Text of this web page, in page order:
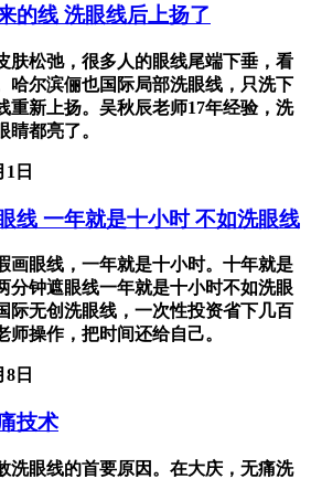
的线 洗眼线后上扬了
肤松弛，很多人的眼线尾端下垂，看
哈尔滨俪也国际局部洗眼线，只洗下
重新上扬。吴秋辰老师17年经验，洗
睛都亮了。
1日
线 一年就是十小时 不如洗眼线
画眼线，一年就是十小时。十年就是
分钟遮眼线一年就是十小时不如洗眼
际无创洗眼线，一次性投资省下几百
师操作，把时间还给自己。
8日
技术
洗眼线的首要原因。在大庆，无痛洗